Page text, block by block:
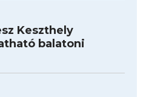
Keszthely
balatoni